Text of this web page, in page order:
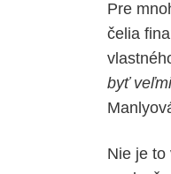
Pre
čelia
byť
Nie je to